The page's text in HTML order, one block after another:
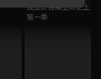
我立於百萬生命之上
第一季